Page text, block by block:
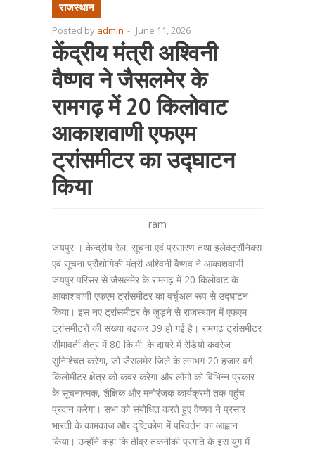
राजस्थान
Posted by admin - June 11, 2026
केंद्रीय मंत्री अश्विनी
वैष्णव ने जैसलमेर के
रामगढ़ में 20 किलोवाट
आकाशवाणी एफएम
ट्रांसमीटर का उद्घाटन
किया
ram
जयपुर । केन्द्रीय रेल, सूचना एवं प्रसारण तथा इलेक्ट्रॉनिक्स
एवं सूचना प्रौद्योगिकी मंत्री अश्विनी वैष्णव ने आकाशवाणी
जयपुर परिसर से जैसलमेर के रामगढ़ में 20 किलोवाट के
आकाशवाणी एफएम ट्रांसमीटर का वर्चुअल रूप से उद्घाटन
किया। इस नए ट्रांसमीटर के जुड़ने से राजस्थान में एफएम
ट्रांसमीटरों की संख्या बढ़कर 39 हो गई है। रामगढ़ ट्रांसमीटर
सीमावर्ती क्षेत्र में 80 कि.मी. के दायरे में रेडियो कवरेज
सुनिश्चित करेगा, जो जैसलमेर जिले के लगभग 20 हजार वर्ग
किलोमीटर क्षेत्र को कवर करेगा और लोगों को विभिन्न प्रकार
के सूचनात्मक, शैक्षिक और मनोरंजक कार्यक्रमों तक पहुंच
प्रदान करेगा। सभा को संबोधित करते हुए वैष्णव ने प्रसार
भारती के कामकाज और दृष्टिकोण में परिवर्तन का आह्वान
किया। उन्होंने कहा कि तीव्र तकनीकी प्रगति के इस युग में